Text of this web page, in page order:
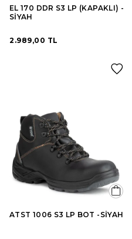
EL 170 DDR S3 LP (KAPAKLI) -
SİYAH
2.989,00 TL
ATST 1006 S3 LP BOT -SİYAH